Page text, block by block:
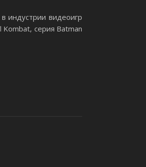
индустрии видеоигр
серия Batman